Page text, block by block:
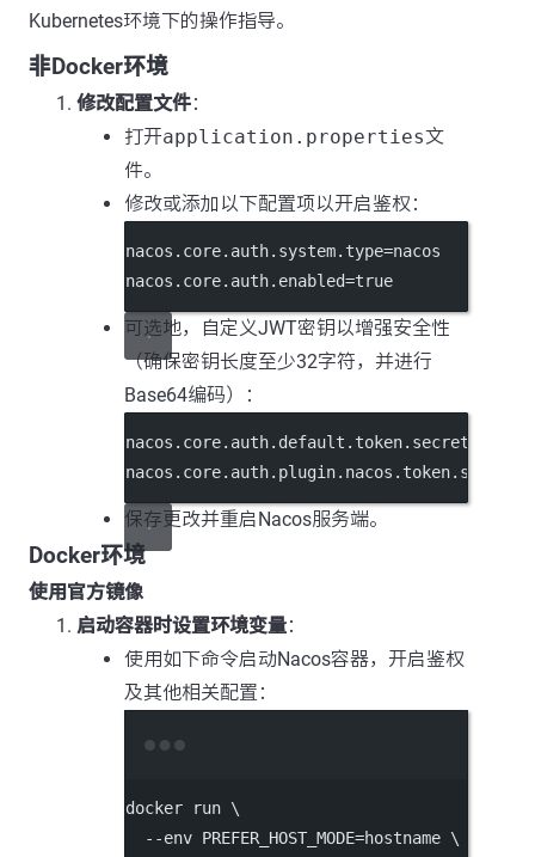
Kubernetes环境下的操作指导。
非Docker环境
修改配置文件：
打开application.properties文
件。
修改或添加以下配置项以开启鉴权：
nacos.core.auth.system.type=nacos
nacos.core.auth.enabled=true
可选地，自定义JWT密钥以增强安全性
（确保密钥长度至少32字符，并进行
Base64编码）：
nacos.core.auth.default.token.secret.key
保存更改并重启Nacos服务端。
Docker环境
使用官方镜像
启动容器时设置环境变量：
使用如下命令启动Nacos容器，开启鉴权
及其他相关配置：
docker run \
--env PREFER_HOST_MODE=hostname \